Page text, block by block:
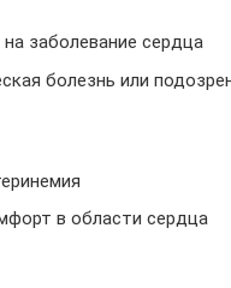
заболевание сердца
болезнь или
в области сердца